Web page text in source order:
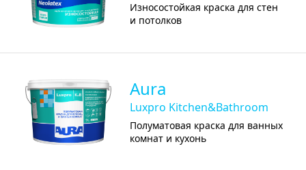
Износостойкая краска для стен
и потолков
Aura
Luxpro Kitchen&Bathroom
Полуматовая краска для ванных
комнат и кухонь